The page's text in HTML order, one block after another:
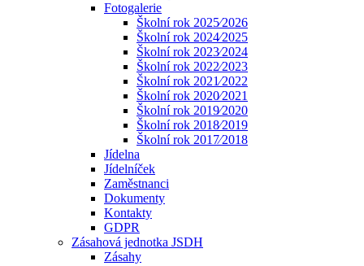
Fotogalerie
Školní rok 2025⁄2026
Školní rok 2024⁄2025
Školní rok 2023⁄2024
Školní rok 2022⁄2023
Školní rok 2021⁄2022
Školní rok 2020⁄2021
Školní rok 2019⁄2020
Školní rok 2018⁄2019
Školní rok 2017⁄2018
Jídelna
Jídelníček
Zaměstnanci
Dokumenty
Kontakty
GDPR
Zásahová jednotka JSDH
Zásahy